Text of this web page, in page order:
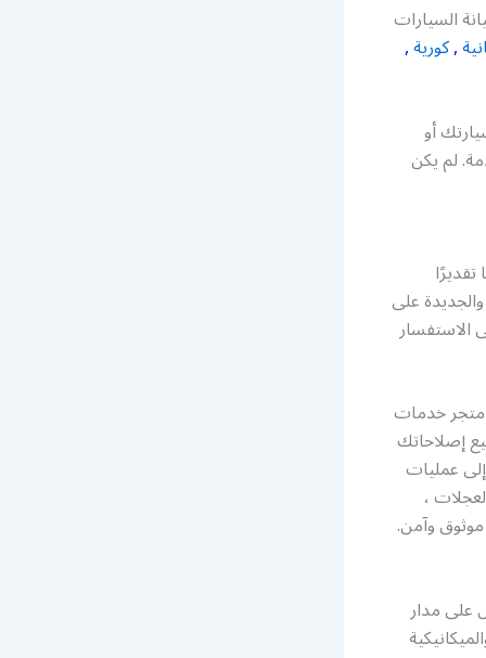
السيارات
,كورية,
أو
لم يكن
على
الاستفسار
متجر خدمات
إصلاحاتك
عمليات
،
وآمن.
على مدار